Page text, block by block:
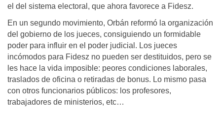
el del sistema electoral, que ahora favorece a Fidesz.
En un segundo movimiento, Orbán reformó la organización
del gobierno de los jueces, consiguiendo un formidable
poder para influir en el poder judicial. Los jueces
incómodos para Fidesz no pueden ser destituidos, pero se
les hace la vida imposible: peores condiciones laborales,
traslados de oficina o retiradas de bonus. Lo mismo pasa
con otros funcionarios públicos: los profesores,
trabajadores de ministerios, etc…